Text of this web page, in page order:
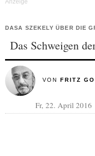
DASA SZEKELY ÜBER DIE
Das Schweigen
VON FRITZ
Fr, 22. April 2016